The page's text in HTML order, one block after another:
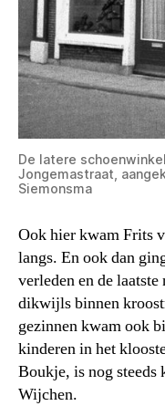
De latere
Jongemastraat,
Siemonsma
Ook hier kwam Frits
langs. En ook dan
verleden en de
dikwijls binnen
gezinnen kwam ook
kinderen in het
Boukje, is nog steeds
Wijchen.